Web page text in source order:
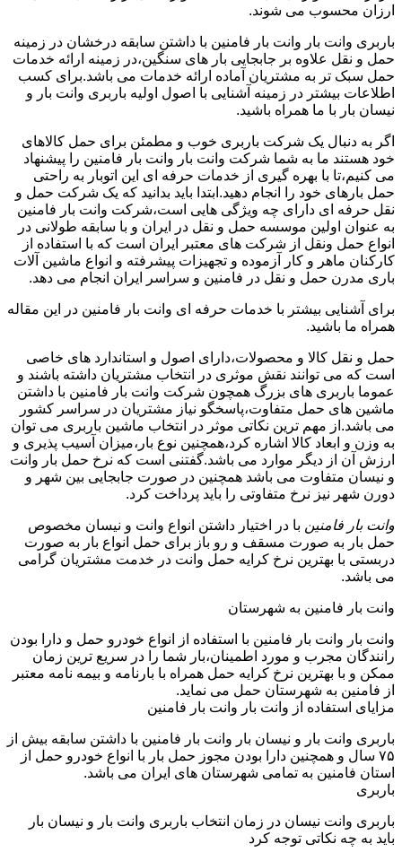
ارزان محسوب می شوند.
باربری وانت بار وانت بار فامنین با داشتن سابقه درخشان در زمینه
حمل و نقل علاوه بر جابجایی بار های سنگین،در زمینه ارائه خدمات
حمل سبک تر به مشتریان آماده ارائه خدمات می باشد.برای کسب
اطلاعات بیشتر در زمینه آشنایی با اصول اولیه باربری وانت بار و
نیسان بار با ما همراه باشید.
اگر به دنبال یک شرکت باربری خوب و مطمئن برای حمل کالاهای
خود هستند ما به شما شرکت وانت بار وانت بار فامنین را پیشنهاد
می کنیم،تا با بهره گیری از خدمات حرفه ای این اتوبار به راحتی
حمل بارهای خود را انجام دهید.ابتدا باید بدانید که یک شرکت حمل و
نقل حرفه ای دارای چه ویژگی هایی است،شرکت وانت بار فامنین
به عنوان اولین موسسه حمل و نقل در ایران و با سابقه طولانی در
انواع حمل ونقل از شرکت های معتبر ایران است که با استفاده از
کارکنان ماهر و کار آزموده و تجهیزات پیشرفته و انواع ماشین آلات
باری مدرن حمل و نقل در فامنین و سراسر ایران انجام می دهد.
برای آشنایی بیشتر با خدمات حرفه ای وانت بار فامنین در این مقاله
همراه ما باشید.
حمل و نقل کالا و محصولات،دارای اصول و استاندارد های خاصی
است که می توانند نقش موثری در انتخاب مشتریان داشته باشند و
عموما باربری های بزرگ همچون شرکت وانت بار فامنین با داشتن
ماشین های حمل متفاوت،پاسخگو نیاز مشتریان در سراسر کشور
می باشد.از مهم ترین نکاتی موثر در انتخاب ماشین باربری می توان
به وزن و ابعاد کالا اشاره کرد،همچنین نوع بار،میزان آسیب پذیری و
ارزش آن از دیگر موارد می باشد.گفتنی است که نرخ حمل بار وانت
و نیسان متفاوت می باشد همچنین در صورت جابجایی بین شهر و
دورن شهر نیز نرخ متفاوتی را باید پرداخت کرد.
وانت بار فامنین با در اختیار داشتن انواع وانت و نیسان مخصوص
حمل بار به صورت مسقف و رو باز برای حمل انواع بار به صورت
دربستی با بهترین نرخ کرایه حمل وانت در خدمت مشتریان گرامی
می باشد.
وانت بار فامنین به شهرستان
وانت بار وانت بار فامنین با استفاده از انواع خودرو حمل و دارا بودن
رانندگان مجرب و مورد اطمینان،بار شما را در سریع ترین زمان
ممکن و با بهترین نرخ کرایه حمل همراه با بارنامه و بیمه نامه معتبر
از فامنین به شهرستان حمل می نماید.
مزایای استفاده از وانت بار وانت بار فامنین
باربری وانت بار و نیسان بار وانت بار فامنین با داشتن سابقه بیش از
۷۵ سال و همچنین دارا بودن مجوز حمل بار با انواع خودرو حمل از
استان فامنین به تمامی شهرستان های ایران می باشد.
باربری
باربری وانت نیسان در زمان انتخاب باربری وانت بار و نیسان بار
باید به چه نکاتی توجه کرد